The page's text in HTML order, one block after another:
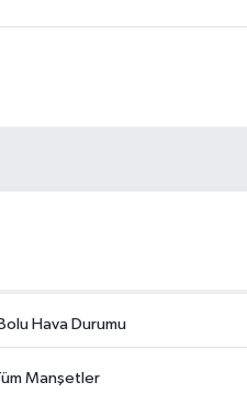
Bolu Hava Durumu
Manşetler